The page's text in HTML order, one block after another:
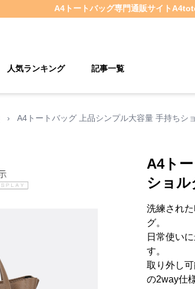
A4トートバッグ専門通販サイト
人気ランキング 記事一覧
› A4トートバッグ 上品シンプル大容量 手持ちシ
A4ト
ショル
洗練され
グ。
日常使い
す。
取り外し
の2way仕